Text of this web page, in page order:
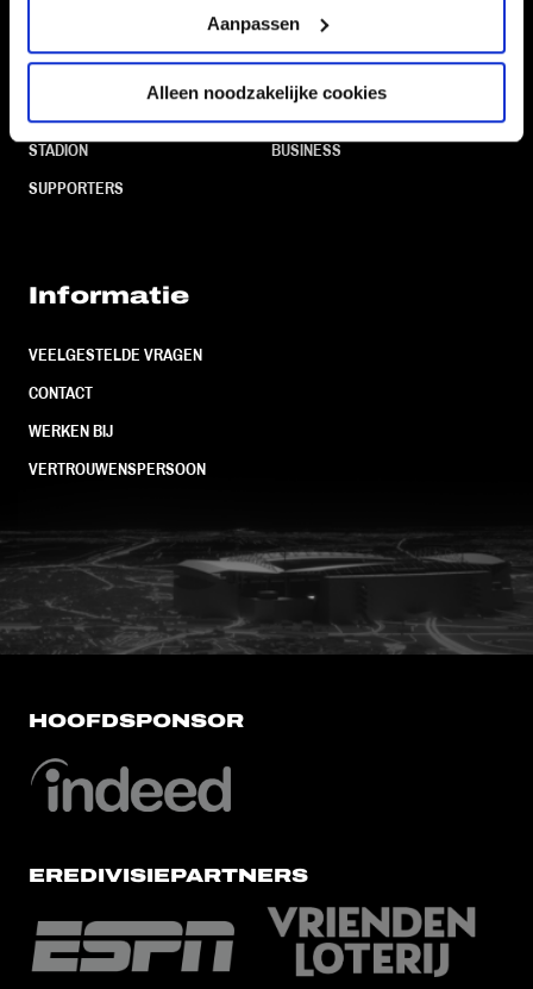
Aanpassen
Alleen noodzakelijke cookies
Navigeer naar
CLUB
STADION
SUPPORTERS
BUSINESS
Informatie
VEELGESTELDE VRAGEN
CONTACT
WERKEN BIJ
VERTROUWENSPERSOON
FC Utrecht<br>vanuit<br>het
HOOFDSPONSOR
EREDIVISIEPARTNERS